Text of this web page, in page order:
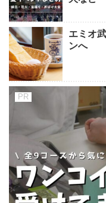
エミオ
ンへ